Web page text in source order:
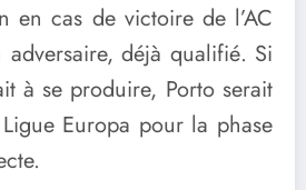
en cas de victoire de l’AC
déjà qualifié. Si
à se produire, Porto serait
Europa pour la phase